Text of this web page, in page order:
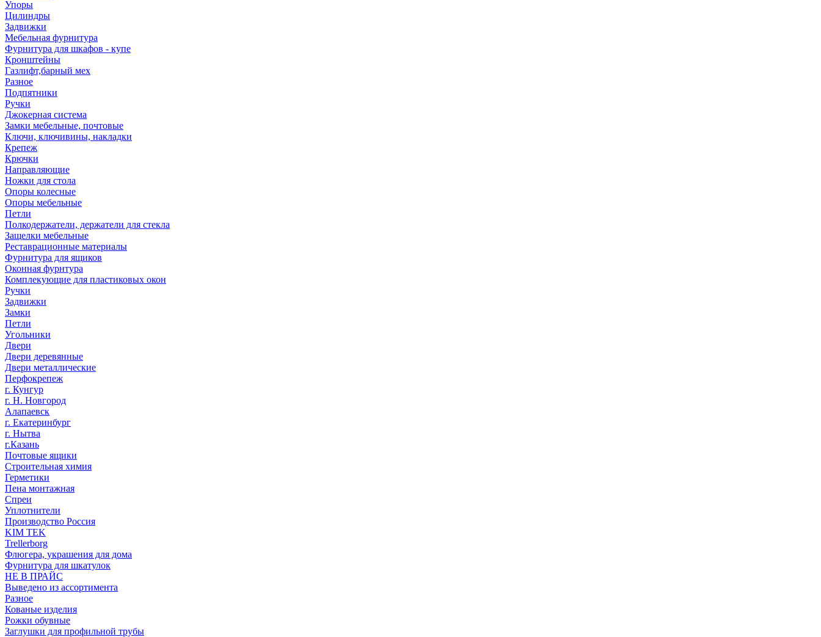
Упоры
Цилиндры
Задвижки
Мебельная фурнитура
Фурнитура для шкафов - купе
Кронштейны
Газлифт,барный мех
Разное
Подпятники
Ручки
Джокерная система
Замки мебельные, почтовые
Ключи, ключивины, накладки
Крепеж
Крючки
Направляющие
Ножки для стола
Опоры колесные
Опоры мебельные
Петли
Полкодержатели, держатели для стекла
Защелки мебельные
Реставрационные материалы
Фурнитура для ящиков
Оконная фурнтура
Комплекующие для пластиковых окон
Ручки
Задвижки
Замки
Петли
Угольники
Двери
Двери деревянные
Двери металлические
Перфокрепеж
г. Кунгур
г. Н. Новгород
Алапаевск
г. Екатеринбург
г. Нытва
г.Казань
Почтовые ящики
Строительная химия
Герметики
Пена монтажная
Спреи
Уплотнители
Производство Россия
KIM TEK
Trellerborg
Флюгера, украшения для дома
Фурнитура для шкатулок
НЕ В ПРАЙС
Выведено из ассортимента
Разное
Кованые изделия
Рожки обувные
Заглушки для профильной трубы